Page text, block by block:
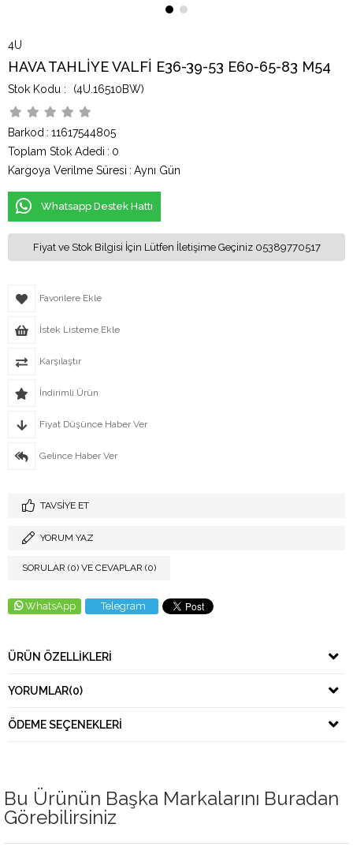
4U
HAVA TAHLİYE VALFİ E36-39-53 E60-65-83 M54
(4U.16510BW)
Barkod : 11617544805
Toplam Stok Adedi : 0
Kargoya Verilme Süresi : Aynı Gün
Whatsapp Destek Hattı
Fiyat ve Stok Bilgisi İçin Lütfen İletişime Geçiniz 05389770517
Favorilere Ekle
İstek Listeme Ekle
Karşılaştır
İndirimli Ürün
Fiyat Düşünce Haber Ver
Gelince Haber Ver
TAVSIYE ET
YORUM YAZ
SORULAR (0) VE CEVAPLAR (0)
WhatsApp Telegram
ÜRÜN ÖZELLIKLERI
YORUMLAR(0)
ÖDEME SEÇENEKLERI
Bu Ürünün Başka Markalarını Buradan
Görebilirsiniz